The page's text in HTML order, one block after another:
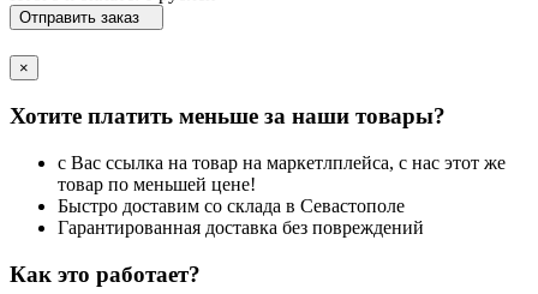
×
Хотите платить меньше за наши товары?
с Вас ссылка на товар на маркетлплейса, с нас этот же
товар по меньшей цене!
Быстро доставим со склада в Севастополе
Гарантированная доставка без повреждений
Как это работает?